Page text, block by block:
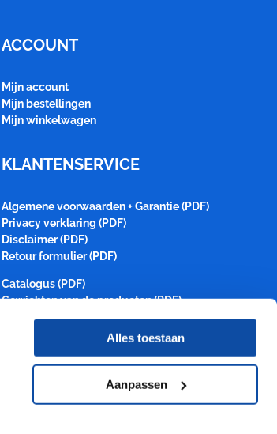
Alles toestaan
Aanpassen
ACCOUNT
Mijn account
Mijn bestellingen
Mijn winkelwagen
KLANTENSERVICE
Algemene voorwaarden + Garantie (PDF)
Privacy verklaring (PDF)
Disclaimer (PDF)
Retour formulier (PDF)
Catalogus (PDF)
Gewichten van de producten (PDF)